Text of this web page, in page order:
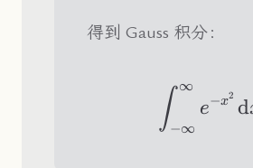
得到 Gauss 积分：
∫−∞
∞
e−x2 d